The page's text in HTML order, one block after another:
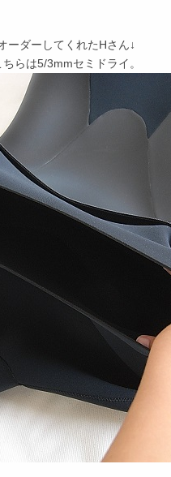
ーダーしてくれたHさん↓
らは5/3mmセミドライ。